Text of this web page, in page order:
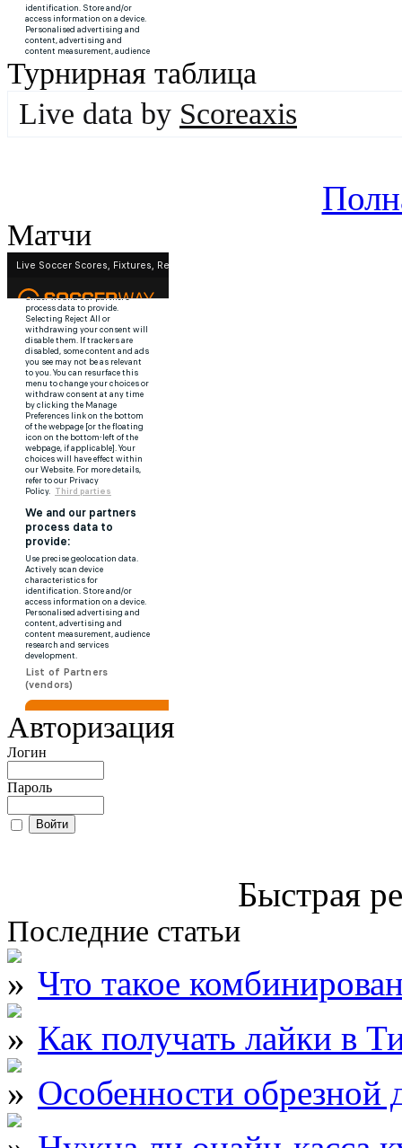
Турнирная таблица
Live data by Scoreaxis
Матчи
Авторизация
Логин
Пароль
Быстрая
Последние статьи
Что такое
Как получать лайки в
Особенности обрезной